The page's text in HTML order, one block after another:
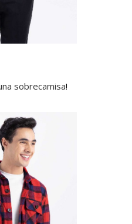
sobrecamisa!